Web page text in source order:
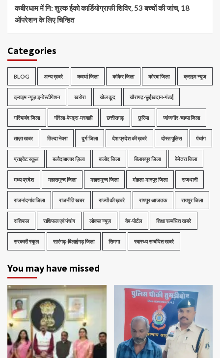
कबीरधाम में नि: शुल्क ईको कार्डियोग्राफी शिविर, 53 बच्चों की जांच, 18
ऑपरेशन के लिए चिन्हित
Categories
BLOG अन्य ख़बरे कवर्धा जिला कांकेर जिला कोरबा जिला क्राइम न्यूज
क्राइम न्यूज़ इन्वेस्टीगेशन खरोरा खेल कूद खैरागढ़-छुईखदान-गंडई
गरियाबंद जिला गौरेला-पेण्ड्रा-मरवाही छत्तीसगढ़ छुरिया जांजगीर-चाम्पा जिला
ताज़ा खबर तिल्दा नेवरा दुर्ग जिला देश प्रदेश की ख़बरे दोस्त पुलिस पंचांग
प्राइवेट स्कूल बलौदाबाजार ज़िला बालोद जिला बिलासपुर जिला बेमेतरा जिला
मध्‍य प्रदेश महासमुन्द जिला महासमुन्द जिला मोहला-मानपुर जिला राजधानी
राजनांदगांव जिला राजनीति खबर राज्यों की ख़बरे रायपुर आजतक रायपुर जिला
राशिफल राशिफल एवं पंचांग लोकल न्यूज़ वेब-पोर्टल शिक्षा सम्बंधित खबरे
सरकारी स्कूल सारंगढ़-बिलाईगढ़ जिला सिमगा स्वास्थ्य सम्बंधित खबरे
You may have missed